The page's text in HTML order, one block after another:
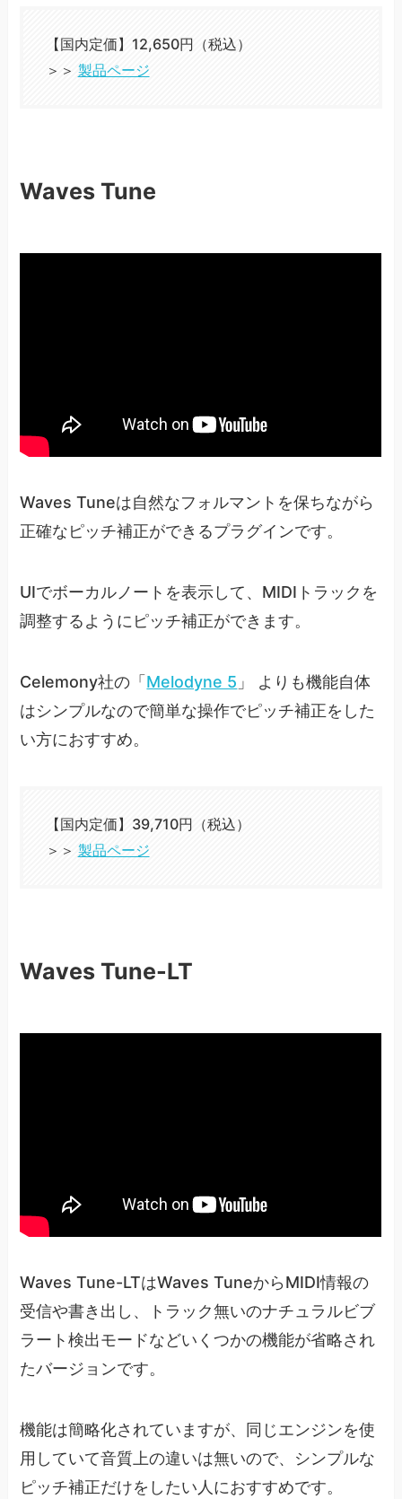
【国内定価】12,650円（税込）
＞＞ 製品ページ
Waves Tune
Waves Tuneは自然なフォルマントを保ちながら
正確なピッチ補正ができるプラグインです。
UIでボーカルノートを表示して、MIDIトラックを
調整するようにピッチ補正ができます。
Celemony社の「 Melodyne 5 」 よりも機能自体
はシンプルなので簡単な操作でピッチ補正をした
い方におすすめ。
【国内定価】39,710円（税込）
＞＞ 製品ページ
Waves Tune-LT
Waves Tune-LTはWaves TuneからMIDI情報の
受信や書き出し、トラック無いのナチュラルビブ
ラート検出モードなどいくつかの機能が省略され
たバージョンです。
機能は簡略化されていますが、同じエンジンを使
用していて音質上の違いは無いので、シンプルな
ピッチ補正だけをしたい人におすすめです。